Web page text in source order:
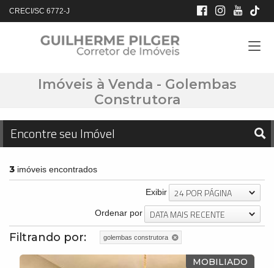
CRECI/SC 6772-J
Imóveis à Venda - Golembas
Construtora
Encontre seu Imóvel
3 imóveis encontrados
Exibir 24 POR PÁGINA
Ordenar por DATA MAIS RECENTE
Filtrando por: golembas construtora
MOBILIADO